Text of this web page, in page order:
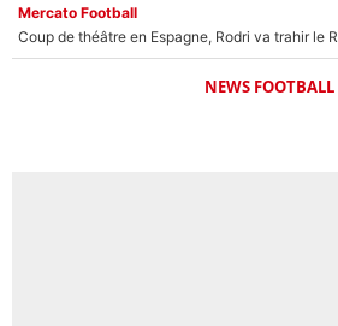
Mercato Football
NEWS FOOTBALL